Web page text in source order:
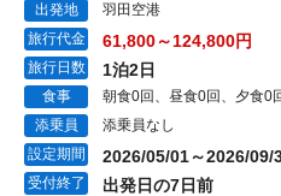
出発地
羽田空港
旅行代金
61,800～124,800円
旅行日数 1泊2日
食事
朝食0回、昼食0回、夕食0
添乗員
添乗員なし
設定期間
2026/05/01～2026/09/
受付終了 出発日の7日前